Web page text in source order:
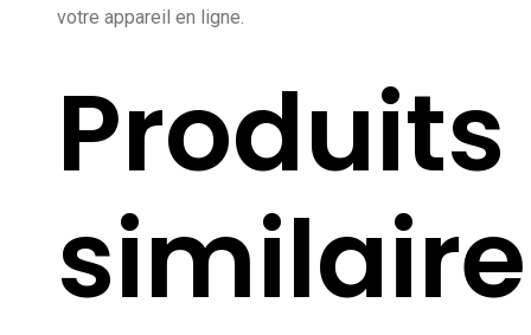
votre appareil en ligne.
Produits